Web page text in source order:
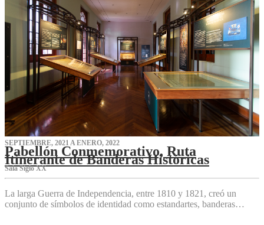
SEPTIEMBRE, 2021 A ENERO, 2022
Pabellón Conmemorativo, Ruta
Itinerante de Banderas Históricas
Sala Siglo XX
La larga Guerra de Independencia, entre 1810 y 1821, creó un
conjunto de símbolos de identidad como estandartes, banderas…